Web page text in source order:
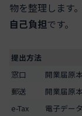
物を整理します。
自己負担です。
提出方法
窓口
開業届原
郵送
開業届原
e-Tax
電子デー